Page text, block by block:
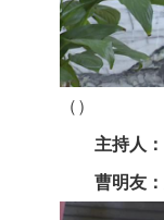
（）
主持人：
曹明友：